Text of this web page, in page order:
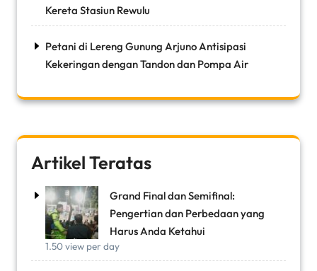
Kereta Stasiun Rewulu
Petani di Lereng Gunung Arjuno Antisipasi
Kekeringan dengan Tandon dan Pompa Air
Artikel Teratas
Grand Final dan Semifinal:
Pengertian dan Perbedaan yang
Harus Anda Ketahui
1.50 view per day